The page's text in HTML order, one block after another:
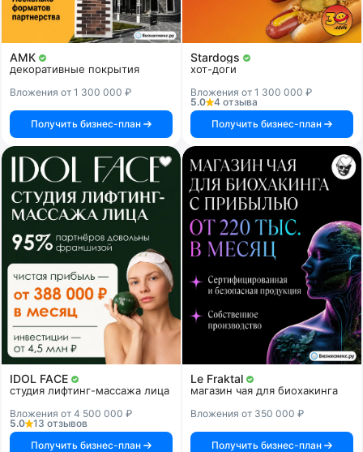
АМК
декоративные покрытия
Вложения от 1 300 000 ₽
Получить бизнес-план
Stardogs
хот-доги
Вложения от 1 300 000 ₽
5.0
4 отзыва
Получить бизнес-план
IDOL FACE
студия лифтинг-массажа лица
Вложения от 4 500 000 ₽
5.0
13 отзывов
Получить бизнес-план
Le Fraktal
магазин чая для биохакинга
Вложения от 350 000 ₽
Получить бизнес-план